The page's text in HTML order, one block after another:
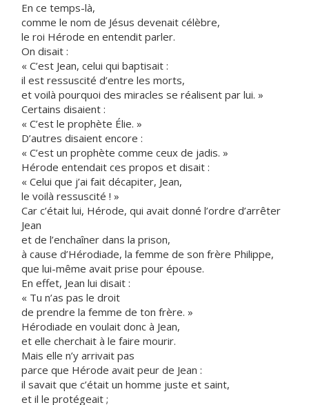
En ce temps-là,
comme le nom de Jésus devenait célèbre,
le roi Hérode en entendit parler.
On disait :
« C’est Jean, celui qui baptisait :
il est ressuscité d’entre les morts,
et voilà pourquoi des miracles se réalisent par lui. »
Certains disaient :
« C’est le prophète Élie. »
D’autres disaient encore :
« C’est un prophète comme ceux de jadis. »
Hérode entendait ces propos et disait :
« Celui que j’ai fait décapiter, Jean,
le voilà ressuscité ! »
Car c’était lui, Hérode, qui avait donné l’ordre d’arrêter
Jean
et de l’enchaîner dans la prison,
à cause d’Hérodiade, la femme de son frère Philippe,
que lui-même avait prise pour épouse.
En effet, Jean lui disait :
« Tu n’as pas le droit
de prendre la femme de ton frère. »
Hérodiade en voulait donc à Jean,
et elle cherchait à le faire mourir.
Mais elle n’y arrivait pas
parce que Hérode avait peur de Jean :
il savait que c’était un homme juste et saint,
et il le protégeait ;